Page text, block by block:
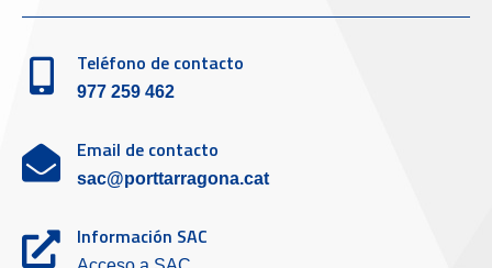
Teléfono de contacto
977 259 462
Email de contacto
sac@porttarragona.cat
Información SAC